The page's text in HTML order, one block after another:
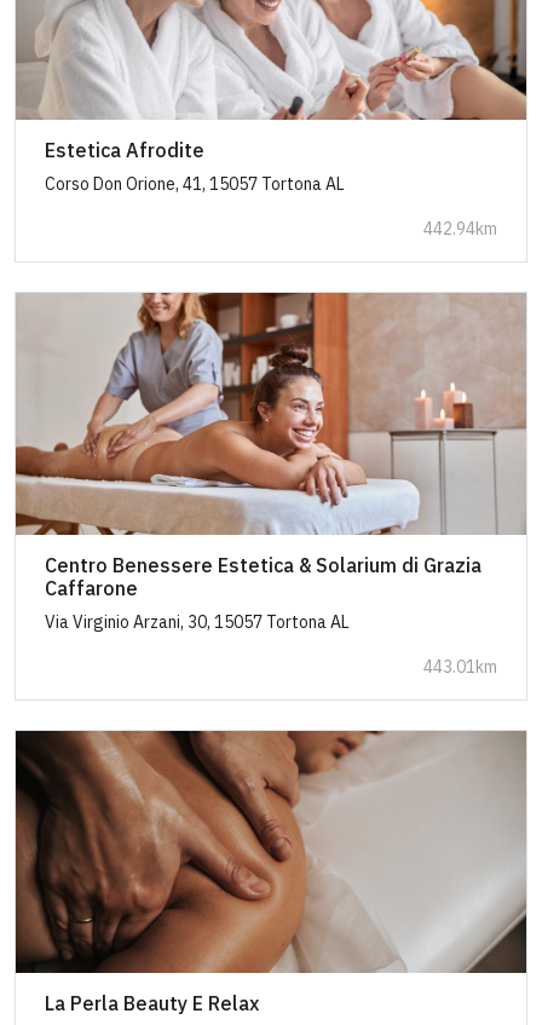
Estetica Afrodite
Corso Don Orione, 41, 15057 Tortona AL
442.94km
Centro Benessere Estetica & Solarium di Grazia
Caffarone
Via Virginio Arzani, 30, 15057 Tortona AL
443.01km
La Perla Beauty E Relax